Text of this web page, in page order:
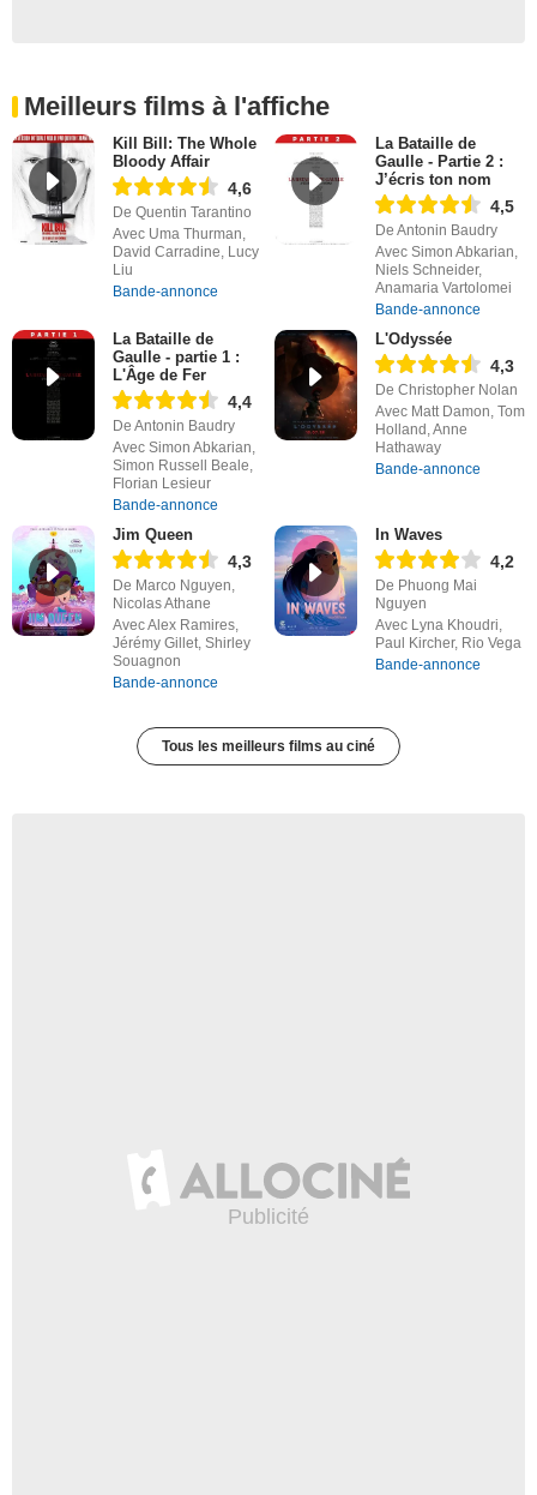
Meilleurs films à l'affiche
Kill Bill: The Whole
Bloody Affair
4,6
De Quentin Tarantino
Avec Uma Thurman,
David Carradine, Lucy
Liu
Bande-annonce
La Bataille de
Gaulle - Partie 2 :
J’écris ton nom
4,5
De Antonin Baudry
Avec Simon Abkarian,
Niels Schneider,
Anamaria Vartolomei
Bande-annonce
La Bataille de
Gaulle - partie 1 :
L'Âge de Fer
4,4
De Antonin Baudry
Avec Simon Abkarian,
Simon Russell Beale,
Florian Lesieur
Bande-annonce
L'Odyssée
4,3
De Christopher Nolan
Avec Matt Damon, Tom
Holland, Anne
Hathaway
Bande-annonce
Jim Queen
4,3
De Marco Nguyen,
Nicolas Athane
Avec Alex Ramires,
Jérémy Gillet, Shirley
Souagnon
Bande-annonce
In Waves
4,2
De Phuong Mai
Nguyen
Avec Lyna Khoudri,
Paul Kircher, Rio Vega
Bande-annonce
Tous les meilleurs films au ciné